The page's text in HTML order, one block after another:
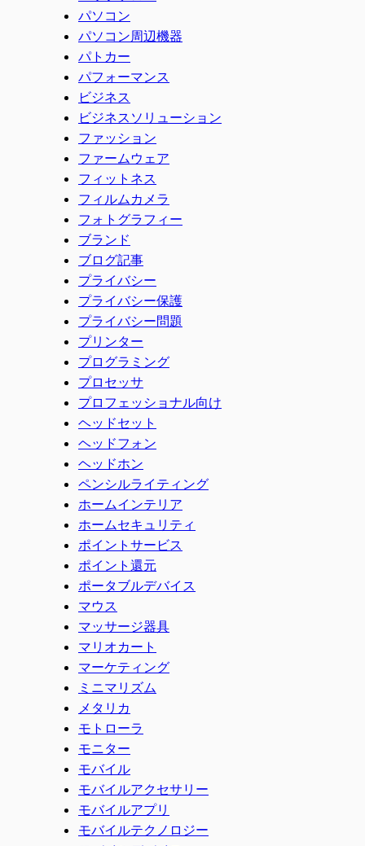
パソコン
パソコン周辺機器
パトカー
パフォーマンス
ビジネス
ビジネスソリューション
ファッション
ファームウェア
フィットネス
フィルムカメラ
フォトグラフィー
ブランド
ブログ記事
プライバシー
プライバシー保護
プライバシー問題
プリンター
プログラミング
プロセッサ
プロフェッショナル向け
ヘッドセット
ヘッドフォン
ヘッドホン
ペンシルライティング
ホームインテリア
ホームセキュリティ
ポイントサービス
ポイント還元
ポータブルデバイス
マウス
マッサージ器具
マリオカート
マーケティング
ミニマリズム
メタリカ
モトローラ
モニター
モバイル
モバイルアクセサリー
モバイルアプリ
モバイルテクノロジー